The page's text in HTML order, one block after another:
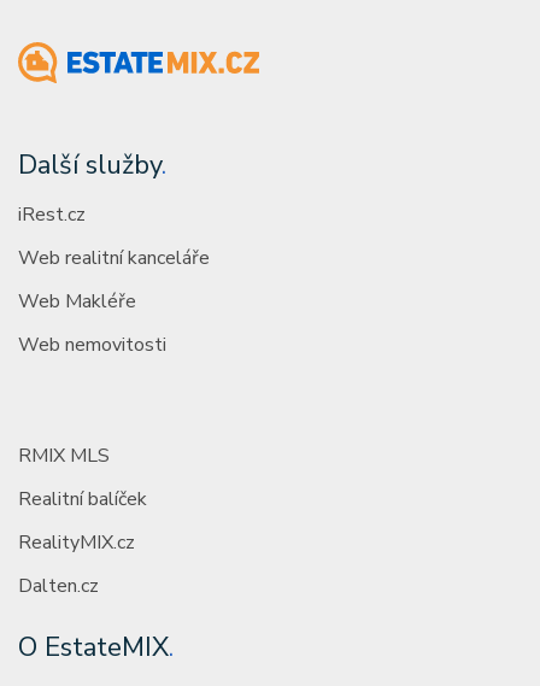
Další služby.
iRest.cz
Web realitní kanceláře
Web Makléře
Web nemovitosti
RMIX MLS
Realitní balíček
RealityMIX.cz
Dalten.cz
O EstateMIX.